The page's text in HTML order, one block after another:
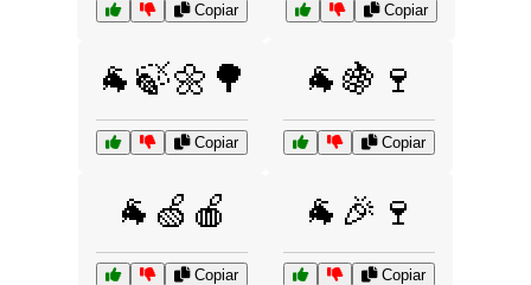
Copiar Copiar
🐐🍃🌼🌳
Copiar
🐐🍇🍷
Copiar
🐐🍏🍎
Copiar
🐐🎉🍷
Copiar